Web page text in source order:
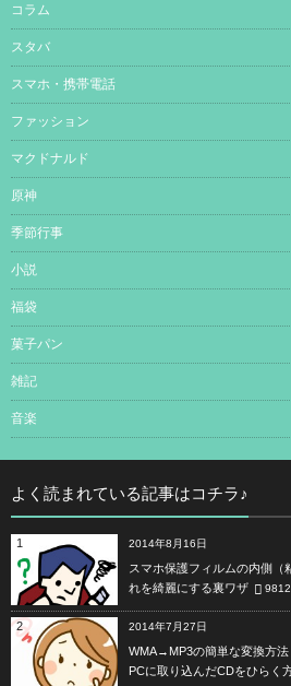
コラム
スタバ
スマホ・携帯電話
ファッション
マクドナルド
原神
季節行事
小説
福袋
菓子パン
雑記
音楽
よく読まれている記事はコチラ♪
1 2014年8月16日
スマホ保護フィルムの内側（
れを綺麗にする裏ワザ
2 2014年7月27日
WMA→MP3の簡単な変換方
PCに取り込んだCDをひらく